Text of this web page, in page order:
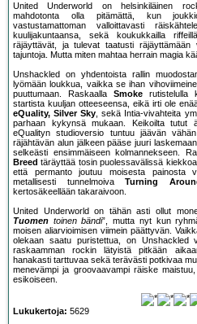
United Underworld on helsinkiläinen
mahdotonta olla pitämättä, kun
vastustamattoman valloittavasti
kuulijakuntaansa, sekä koukukkailla
räjäyttävät, ja tulevat taatusti räjäyttämään
tajuntoja. Mutta miten mahtaa herrain magia
Unshackled on yhdentoista rallin
lyömään loukkua, vaikka se ihan
puuttumaan. Raskaalla Smoke rutistelulla
startista kuuljan otteeseensa, eikä irti ole
eQuality, Silver Sky, sekä Intia-vivahteita
parhaan kykynsä mukaan. Keikoilta tutut
eQualityn studioversio tuntuu jäävän
räjähtävän alun jälkeen pääse juuri
selkeästi ensimmäiseen kolmannekseen.
Breed täräyttää tosin puolessavälissä
että permanto joutuu moisesta painosta
metallisesti tunnelmoivaTurning
kertosäkeellään takaraivoon.
United Underworld on tähän asti ollut
Tuomen toinen bändi”, mutta nyt kun
moisen aliarvioimisen viimein päättyvän.
olekaan saatu puristettua, on Unshackled
raskaamman rockin lätyistä pitkään
hanakasti tarttuvaa sekä terävästi potkivaa
menevämpi ja groovaavampi räiske
esikoiseen.
Lukukertoja: 5629